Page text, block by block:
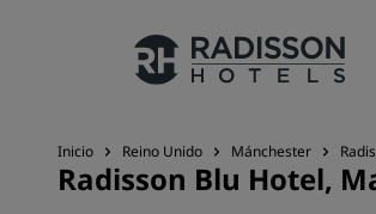
Nuestras marcas
Inicio Reino Unido Mánchester
Radisson Blu Hotel,